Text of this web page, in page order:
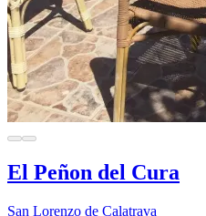
El Peñon del Cura
San Lorenzo de Calatrava